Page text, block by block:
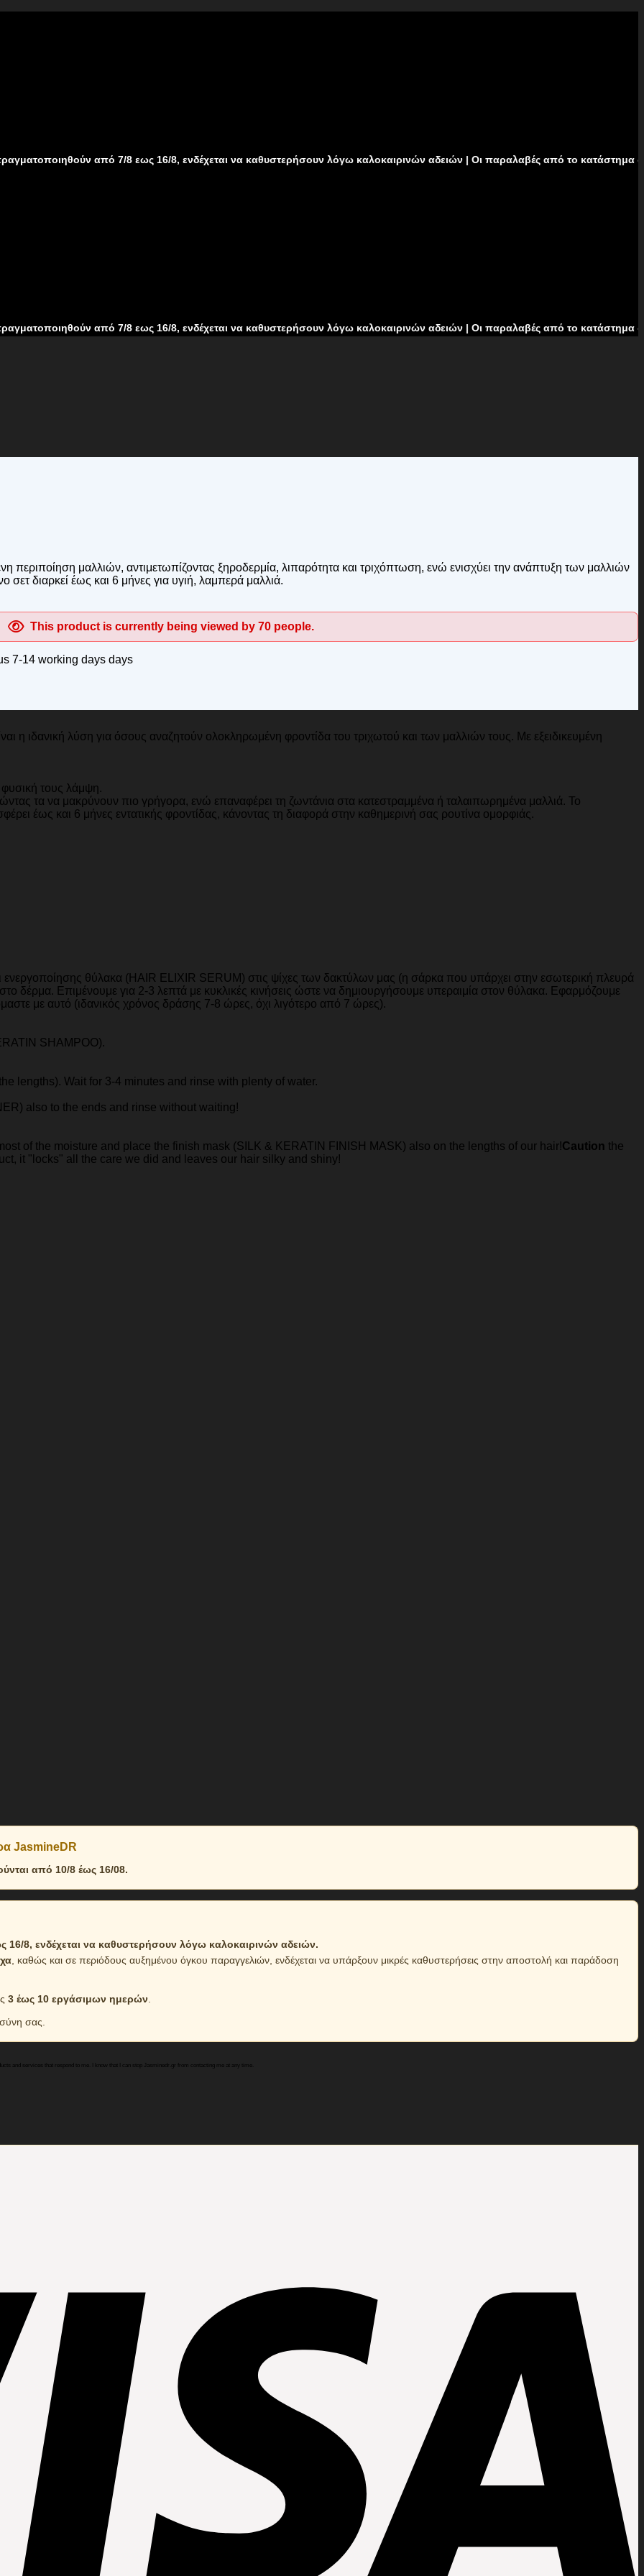
από 7/8 εως 16/8, ενδέχεται να καθυστερήσουν λόγω καλοκαιρινών αδειών | Οι παραλαβές από το κατάστημα δεν θα
από 7/8 εως 16/8, ενδέχεται να καθυστερήσουν λόγω καλοκαιρινών αδειών | Οι παραλαβές από το κατάστημα δεν θα
JasmineDR
από 10/8 έως 16/08.
8, ενδέχεται να καθυστερήσουν λόγω καλοκαιρινών αδειών.
, καθώς και σε περιόδους αυξημένου όγκου παραγγελιών, ενδέχεται να υπάρξουν μικρές καθυστερήσεις στην αποστολή και παράδοση
3 έως 10 εργάσιμων ημερών
σας.
μαλλιών, αντιμετωπίζοντας ξηροδερμία, λιπαρότητα και τριχόπτωση, ενώ ενισχύει την ανάπτυξη των μαλλιών
διαρκεί έως και 6 μήνες για υγιή, λαμπερά μαλλιά.
This product is currently being viewed by 70 people.
7-14 working days days
η ιδανική λύση για όσους αναζητούν ολοκληρωμένη φροντίδα του τριχωτού και των μαλλιών τους. Με εξειδικευμένη
τους λάμψη.
τα να μακρύνουν πιο γρήγορα, ενώ επαναφέρει τη ζωντάνια στα κατεστραμμένα ή ταλαιπωρημένα μαλλιά. Το
έως και 6 μήνες εντατικής φροντίδας, κάνοντας τη διαφορά στην καθημερινή σας ρουτίνα ομορφιάς.
ενεργοποίησης θύλακα (HAIR ELIXIR SERUM) στις ψίχες των δακτύλων μας (η σάρκα που υπάρχει στην εσωτερική πλευρά
δέρμα. Επιμένουμε για 2-3 λεπτά με κυκλικές κινήσεις ώστε να δημιουργήσουμε υπεραιμία στον θύλακα. Εφαρμόζουμε
με αυτό (ιδανικός χρόνος δράσης 7-8 ώρες, όχι λιγότερο από 7 ώρες).
SHAMPOO).
lengths). Wait for 3-4 minutes and rinse with plenty of water.
also to the ends and rinse without waiting!
of the moisture and place the finish mask (SILK & KERATIN FINISH MASK) also on the lengths of our hair!Caution the
it "locks" all the care we did and leaves our hair silky and shiny!
and services that respond to me. I know that I can stop Jasminedr.gr from contacting me at any time.